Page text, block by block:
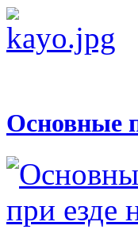
Основные